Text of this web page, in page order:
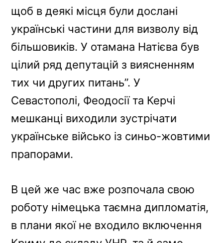
щоб в деякі місця були дослані
українські частини для визволу від
більшовиків. У отамана Натієва був
цілий ряд депутацій з виясненням
тих чи других питань”. У
Севастополі, Феодосії та Керчі
мешканці виходили зустрічати
українське військо із синьо-жовтими
прапорами.
В цей же час вже розпочала свою
роботу німецька таємна дипломатія,
в плани якої не входило включення